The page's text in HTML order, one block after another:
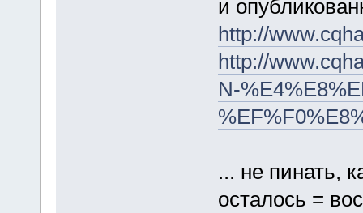
и
http://
http://
N-
... не пинать,
осталось =